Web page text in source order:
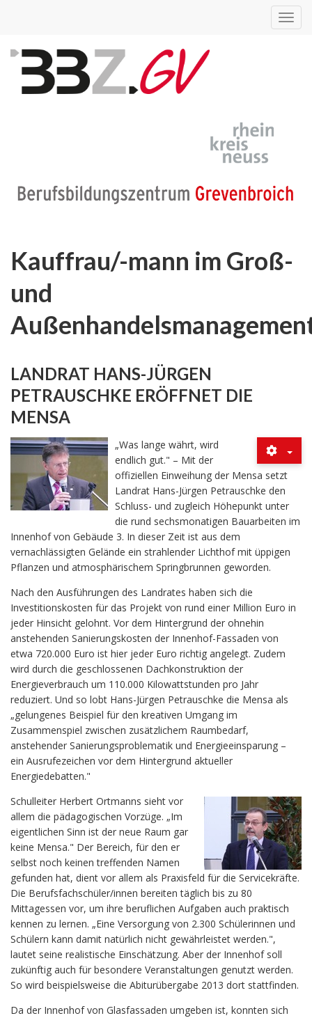
Kauffrau/-mann im Groß-
und
LANDRAT HANS-JÜRGEN
PETRAUSCHKE ERÖFFNET DIE
MENSA
„Was lange währt, wird
endlich gut." – Mit der
offiziellen Einweihung der Mensa setzt
Landrat Hans-Jürgen Petrauschke den
Schluss- und zugleich Höhepunkt unter
die rund sechsmonatigen Bauarbeiten im
Innenhof von Gebäude 3. In dieser Zeit ist aus dem
vernachlässigten Gelände ein strahlender Lichthof mit üppigen
Pflanzen und atmosphärischem Springbrunnen geworden.
Nach den Ausführungen des Landrates haben sich die
Investitionskosten für das Projekt von rund einer Million Euro in
jeder Hinsicht gelohnt. Vor dem Hintergrund der ohnehin
anstehenden Sanierungskosten der Innenhof-Fassaden von
etwa 720.000 Euro ist hier jeder Euro richtig angelegt. Zudem
wird durch die geschlossenen Dachkonstruktion der
Energieverbrauch um 110.000 Kilowattstunden pro Jahr
reduziert. Und so lobt Hans-Jürgen Petrauschke die Mensa als
„gelungenes Beispiel für den kreativen Umgang im
Zusammenspiel zwischen zusätzlichem Raumbedarf,
anstehender Sanierungsproblematik und Energieeinsparung –
ein Ausrufezeichen vor dem Hintergrund aktueller
Energiedebatten."
Schulleiter Herbert Ortmanns sieht vor
allem die pädagogischen Vorzüge. „Im
eigentlichen Sinn ist der neue Raum gar
keine Mensa." Der Bereich, für den er
selbst noch keinen treffenden Namen
gefunden hat, dient vor allem als Praxisfeld für die Servicekräfte.
Die Berufsfachschüler/innen bereiten täglich bis zu 80
Mittagessen vor, um ihre beruflichen Aufgaben auch praktisch
kennen zu lernen. „Eine Versorgung von 2.300 Schülerinnen und
Schülern kann damit natürlich nicht gewährleistet werden.",
lautet seine realistische Einschätzung. Aber der Innenhof soll
zukünftig auch für besondere Veranstaltungen genutzt werden.
So wird beispielsweise die Abiturübergabe 2013 dort stattfinden.
Da der Innenhof von Glasfassaden umgeben ist, konnten sich